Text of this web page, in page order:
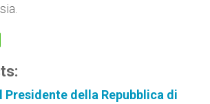
Presidente della Repubblica di